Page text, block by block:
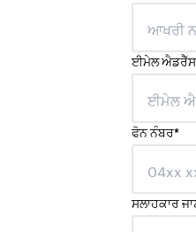
ਈਮੇਲ ਐਡਰੈੱਸ
ਫੋਨ ਨੰਬਰ*
ਸਲਾਹਕਾਰ